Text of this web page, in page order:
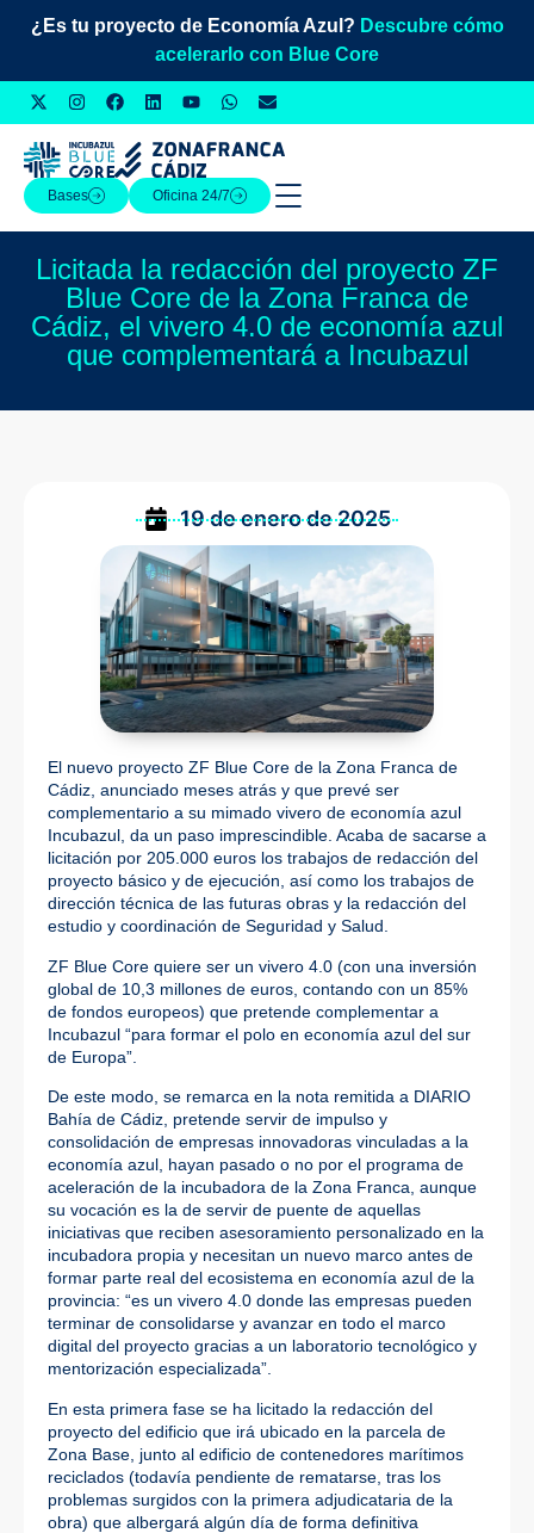
¿Es tu proyecto de Economía Azul? Descubre cómo
acelerarlo con Blue Core
Bases Oficina 24/7
Licitada la redacción del proyecto ZF
Blue Core de la Zona Franca de
Cádiz, el vivero 4.0 de economía azul
que complementará a Incubazul
19 de enero de 2025
El nuevo proyecto ZF Blue Core de la Zona Franca de
Cádiz, anunciado meses atrás y que prevé ser
complementario a su mimado vivero de economía azul
Incubazul, da un paso imprescindible. Acaba de sacarse a
licitación por 205.000 euros los trabajos de redacción del
proyecto básico y de ejecución, así como los trabajos de
dirección técnica de las futuras obras y la redacción del
estudio y coordinación de Seguridad y Salud.
ZF Blue Core quiere ser un vivero 4.0 (con una inversión
global de 10,3 millones de euros, contando con un 85%
de fondos europeos) que pretende complementar a
Incubazul “para formar el polo en economía azul del sur
de Europa”.
De este modo, se remarca en la nota remitida a DIARIO
Bahía de Cádiz, pretende servir de impulso y
consolidación de empresas innovadoras vinculadas a la
economía azul, hayan pasado o no por el programa de
aceleración de la incubadora de la Zona Franca, aunque
su vocación es la de servir de puente de aquellas
iniciativas que reciben asesoramiento personalizado en la
incubadora propia y necesitan un nuevo marco antes de
formar parte real del ecosistema en economía azul de la
provincia: “es un vivero 4.0 donde las empresas pueden
terminar de consolidarse y avanzar en todo el marco
digital del proyecto gracias a un laboratorio tecnológico y
mentorización especializada”.
En esta primera fase se ha licitado la redacción del
proyecto del edificio que irá ubicado en la parcela de
Zona Base, junto al edificio de contenedores marítimos
reciclados (todavía pendiente de rematarse, tras los
problemas surgidos con la primera adjudicataria de la
obra) que albergará algún día de forma definitiva